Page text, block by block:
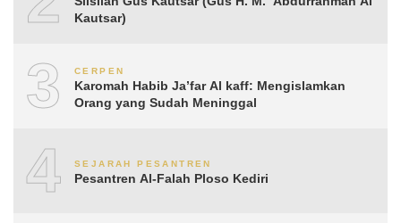
Kautsar)
3 CERPEN
Karomah Habib Ja’far Al kaff: Mengislamkan
Orang yang Sudah Meninggal
4 SEJARAH PESANTREN
Pesantren Al-Falah Ploso Kediri